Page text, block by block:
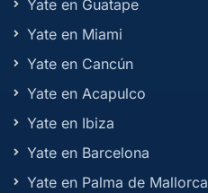
Yate en Guatape
Yate en Miami
Yate en Cancún
Yate en Acapulco
Yate en Ibiza
Yate en Barcelona
Yate en Palma de Mallorca